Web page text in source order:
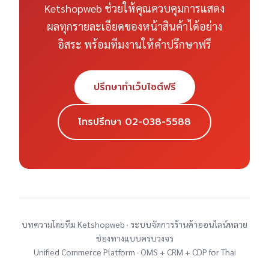
Ketshopweb ช่วยให้คุณควบคุมการแสดง
ผลทุกรายละเอียดของหน้าสินค้าได้อย่าง
อิสระ พร้อมทีมงานให้คำปรึกษาฟรี
ปรึกษาทำเว็บไซต์ฟรี
โทรปรึกษา 02-038-5588
บทความโดยทีม Ketshopweb · ระบบจัดการร้านค้าออนไลน์หลาย
ช่องทางแบบครบวงจร
Unified Commerce Platform · OMS + CRM + CDP for Thai